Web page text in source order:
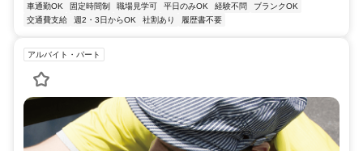
車通勤OK
固定時間制 職場見学可 平日のみOK 経験不問
ブランクOK
交通費支給
週2・3日からOK 社割あり 履歴書不要
アルバイト・パート